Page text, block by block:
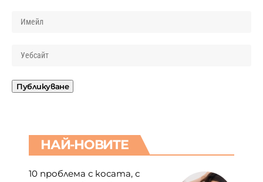
НАЙ-НОВИТЕ
10 проблема с косата, с